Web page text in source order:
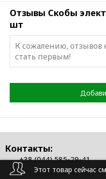
Отзывы Скобы
шт
К сожалению,
стать первым!
Контакты:
+38 (044) 585-29-41
+38 (044) 585-22-41
Этот товар сейчас